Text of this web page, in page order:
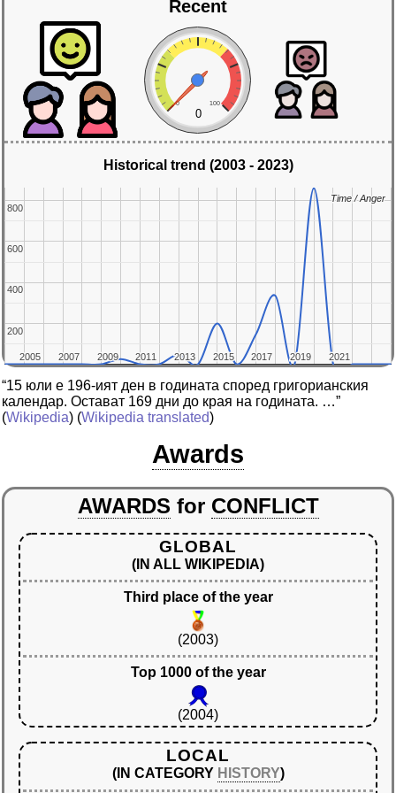
Recent
0 100
0
Historical trend (2003 - 2023)
2005
2005 2007
2007 2009
2009 2011
2011 2013
2013 2015
2015 2017
2017 2019
2019 2021
2021
200
200
400
400
600
600
800
800
Time / Anger
Time / Anger
“15 юли е 196-ият ден в годината според григорианския
календар. Остават 169 дни до края на годината. …”
(Wikipedia) (Wikipedia translated)
Awards
AWARDS for CONFLICT
GLOBAL
(IN ALL WIKIPEDIA)
Third place of the year
(2003)
Top 1000 of the year
(2004)
LOCAL
(IN CATEGORY HISTORY)